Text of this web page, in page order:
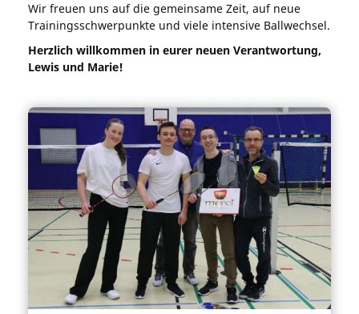
Wir freuen uns auf die gemeinsame Zeit, auf neue
Trainingsschwerpunkte und viele intensive Ballwechsel.
Herzlich willkommen in eurer neuen Verantwortung,
Lewis und Marie!